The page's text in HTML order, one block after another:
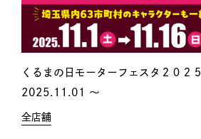
くるまの日モーターフェスタ２０２５
2025.11.01 〜
全店舗